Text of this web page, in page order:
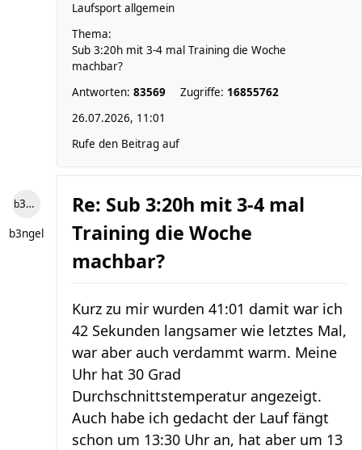
Laufsport allgemein
Thema:
Sub 3:20h mit 3-4 mal Training die Woche
machbar?
Antworten: 83569 Zugriffe: 16855762
26.07.2026, 11:01
Rufe den Beitrag auf
b3ngel
b3ngel
Re: Sub 3:20h mit 3-4 mal
Training die Woche
machbar?
Kurz zu mir wurden 41:01 damit war ich
42 Sekunden langsamer wie letztes Mal,
war aber auch verdammt warm. Meine
Uhr hat 30 Grad
Durchschnittstemperatur angezeigt.
Auch habe ich gedacht der Lauf fängt
schon um 13:30 Uhr an, hat aber um 13